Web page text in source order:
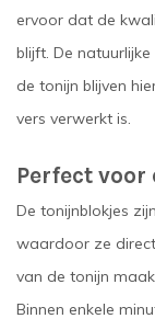
ervoor dat de
blijft. De
de tonijn blijven
vers verwerkt is.
Perfect voor
De tonijnblokjes
waardoor ze
van de tonijn
Binnen enkele